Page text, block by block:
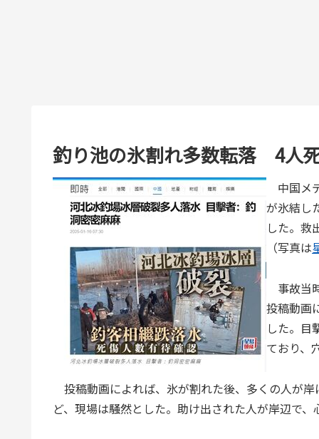
釣り池の氷割れ多数転落 4人
中国メ
が氷結し
した。救
（写真は
事故当
投稿動画
した。目
ており、
投稿動画によれば、氷が割れた後、多くの人が
ど、現場は騒然とした。助け出された人が岸辺で